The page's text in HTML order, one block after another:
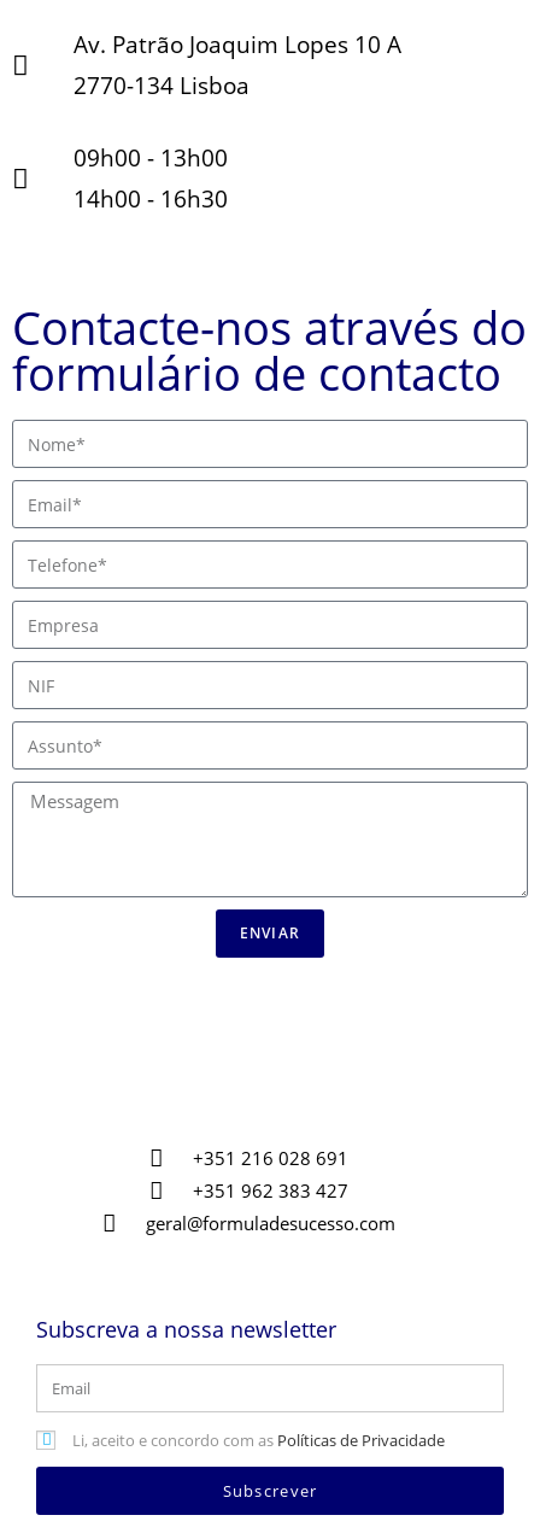
Av. Patrão Joaquim Lopes 10 A
2770-134 Lisboa
09h00 - 13h00
14h00 - 16h30​
Contacte-nos através do
formulário de contacto
ENVIAR
+351 216 028 691
+351 962 383 427
geral@formuladesucesso.com
Subscreva a nossa newsletter
Li, aceito e concordo com as Políticas de Privacidade
Subscrever